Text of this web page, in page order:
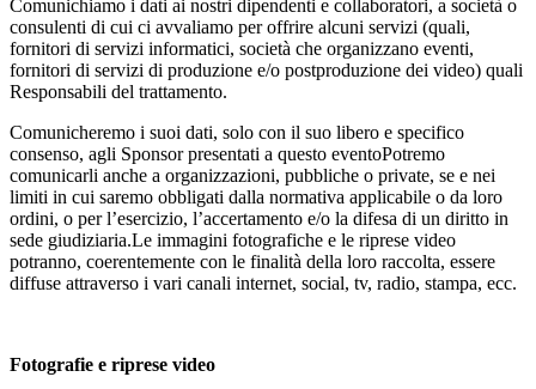
Comunichiamo i dati ai nostri dipendenti e collaboratori, a società o
consulenti di cui ci avvaliamo per offrire alcuni servizi (quali,
fornitori di servizi informatici, società che organizzano eventi,
fornitori di servizi di produzione e/o postproduzione dei video) quali
Responsabili del trattamento.
Comunicheremo i suoi dati, solo con il suo libero e specifico
consenso, agli Sponsor presentati a questo eventoPotremo
comunicarli anche a organizzazioni, pubbliche o private, se e nei
limiti in cui saremo obbligati dalla normativa applicabile o da loro
ordini, o per l’esercizio, l’accertamento e/o la difesa di un diritto in
sede giudiziaria.Le immagini fotografiche e le riprese video
potranno, coerentemente con le finalità della loro raccolta, essere
diffuse attraverso i vari canali internet, social, tv, radio, stampa, ecc.
Fotografie e riprese video